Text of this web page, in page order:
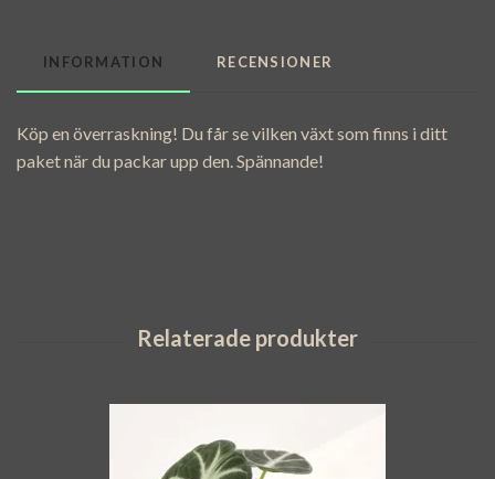
INFORMATION RECENSIONER
Köp en överraskning! Du får se vilken växt som finns i ditt
paket när du packar upp den. Spännande!